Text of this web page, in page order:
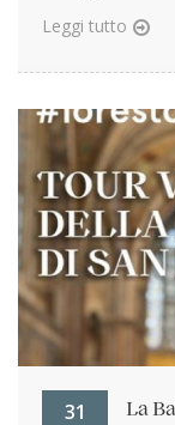
Leggi tutto
31 La